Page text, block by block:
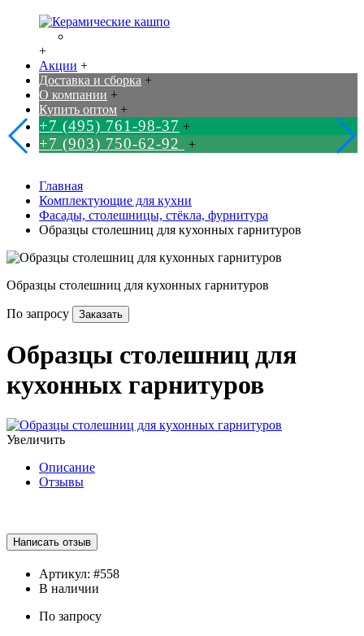
+
Акции +
Доставка и сборка +
О компании +
Купить оптом +
+7 (495) 761-98-37 +
+7 (903) 750-62-92 +
Главная
Комплектующие для кухни
Фасады, столешницы, стёкла, фурнитура
Образцы столешниц для кухонных гарнитуров
Образцы столешниц для кухонных гарнитуров
По запросу Заказать
Образцы столешниц для
кухонных гарнитуров
Увеличить
Описание
Отзывы
Артикул: #558
В наличии
По запросу